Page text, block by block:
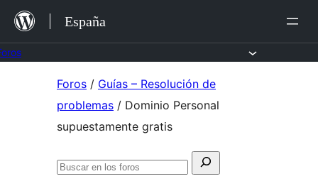
Saltar
contenido
España
Foros / Guías – Resolución de
problemas / Dominio Personal
supuestamente gratis
Buscar:
Buscar